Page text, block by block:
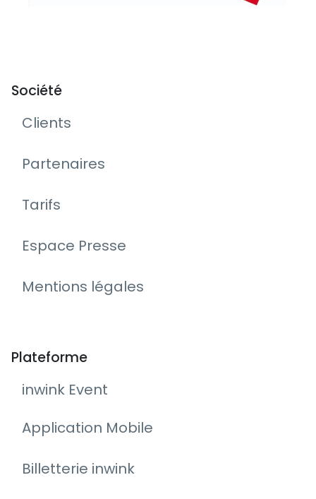
Société
Clients
Partenaires
Tarifs
Espace Presse
Mentions légales
Plateforme
inwink Event
Application Mobile
Billetterie inwink